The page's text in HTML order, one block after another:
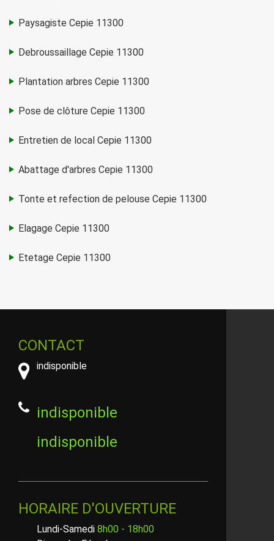
Paysagiste Cepie 11300
Debroussaillage Cepie 11300
Plantation arbres Cepie 11300
Pose de clôture Cepie 11300
Entretien de local Cepie 11300
Abattage d'arbres Cepie 11300
Tonte et refection de pelouse Cepie 11300
Elagage Cepie 11300
Etetage Cepie 11300
CONTACT
indisponible
indisponible
indisponible
HORAIRE D'OUVERTURE
Lundi-Samedi 8h00 - 18h00